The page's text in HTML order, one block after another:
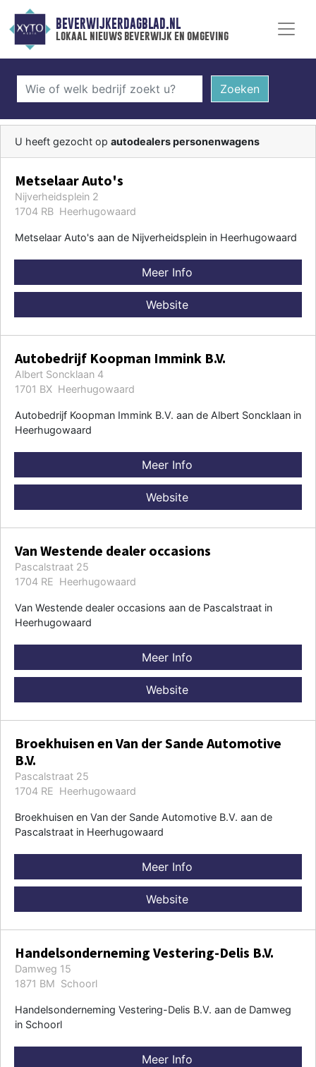
BEVERWIJKERDAGBLAD.NL
lokaal nieuws beverwijk en omgeving
Zoeken
U heeft gezocht op autodealers personenwagens
Metselaar Auto's
Nijverheidsplein 2
1704 RB Heerhugowaard
Metselaar Auto's aan de Nijverheidsplein in Heerhugowaard
Meer Info
Website
Autobedrijf Koopman Immink B.V.
Albert Soncklaan 4
1701 BX Heerhugowaard
Autobedrijf Koopman Immink B.V. aan de Albert Soncklaan in
Heerhugowaard
Meer Info
Website
Van Westende dealer occasions
Pascalstraat 25
1704 RE Heerhugowaard
Van Westende dealer occasions aan de Pascalstraat in
Heerhugowaard
Meer Info
Website
Broekhuisen en Van der Sande Automotive
B.V.
Pascalstraat 25
1704 RE Heerhugowaard
Broekhuisen en Van der Sande Automotive B.V. aan de
Pascalstraat in Heerhugowaard
Meer Info
Website
Handelsonderneming Vestering-Delis B.V.
Damweg 15
1871 BM Schoorl
Handelsonderneming Vestering-Delis B.V. aan de Damweg
in Schoorl
Meer Info